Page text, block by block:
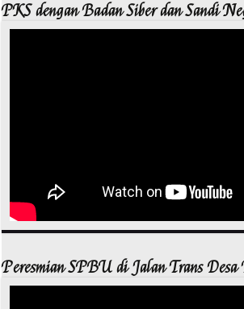
PKS dengan Badan Siber dan Sandi
Peresmian SPBU di Jalan Trans Desa